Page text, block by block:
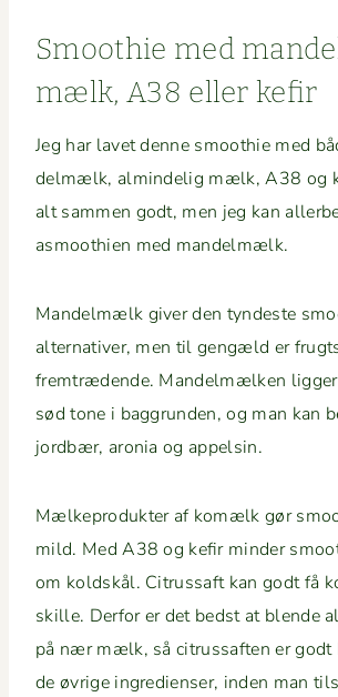
Smooth­ie med
mælk, A38 eller kefir
Jeg har lavet denne smooth­ie med
delmælk, almin­delig mælk, A38 og
alt sam­men godt, men jeg kan
as­mooth­ien med mandelmælk.
Man­delmælk giv­er den tyn­deste
alter­na­tiv­er, men til gengæld er
fremtræ­dende. Man­delmælken
sød tone i bag­grun­den, og man kan
jord­bær, aro­nia og appelsin.
Mælke­pro­duk­ter af komælk gør
mild. Med A38 og kefir min­der
om kold­skål. Cit­russaft kan godt få
skille. Der­for er det bedst at blende
på nær mælk, så cit­russaften er godt
de øvrige ingre­di­enser, inden man